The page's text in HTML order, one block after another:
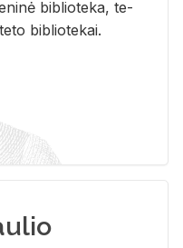
bi­b­lio­te­ka, te­
bi­b­lio­te­kai.